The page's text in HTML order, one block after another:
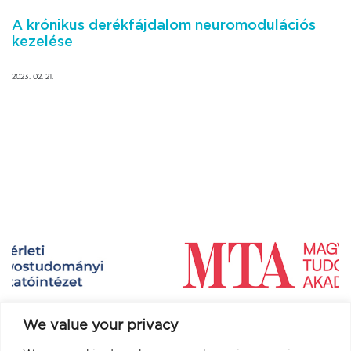
We value your privacy
A krónikus derékfájdalom neuromodulációs
kezelése
2023. 02. 21.